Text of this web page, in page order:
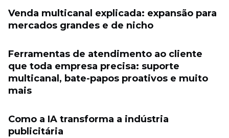
Venda multicanal explicada: expansão para
mercados grandes e de nicho
Ferramentas de atendimento ao cliente
que toda empresa precisa: suporte
multicanal, bate-papos proativos e muito
mais
Como a IA transforma a indústria
publicitária